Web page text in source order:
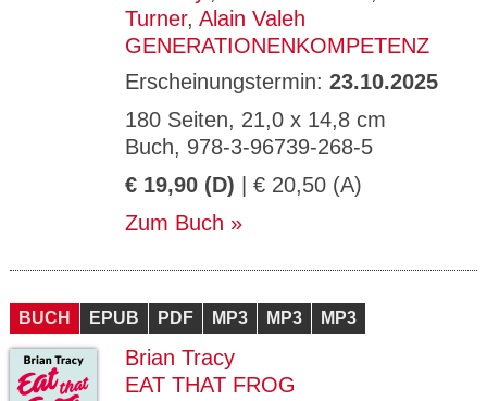
Turner, Alain Valeh
GENERATIONENKOMPETENZ
Erscheinungstermin: 23.10.2025
180 Seiten, 21,0 x 14,8 cm
Buch, 978-3-96739-268-5
€ 19,90 (D) | € 20,50 (A)
Zum Buch
BUCH EPUB PDF MP3 MP3 MP3
Brian Tracy
EAT THAT FROG